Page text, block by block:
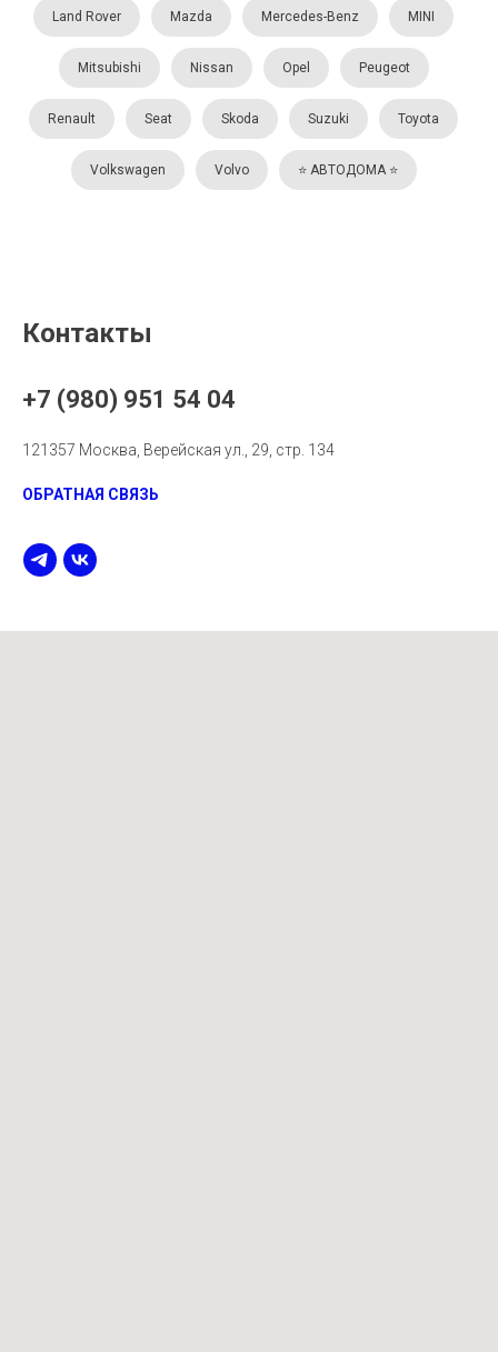
Land Rover Mazda Mercedes-Benz MINI
Mitsubishi Nissan Opel Peugeot
Renault Seat Skoda Suzuki Toyota
Volkswagen Volvo ⭐️ АВТОДОМА ⭐️
Контакты
+7 (980) 951 54 04
121357 Москва, Верейская ул., 29, стр. 134
ОБРАТНАЯ СВЯЗЬ